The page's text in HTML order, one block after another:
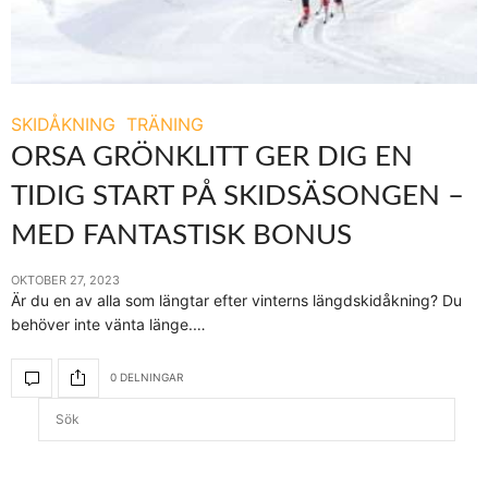
SKIDÅKNING TRÄNING
ORSA GRÖNKLITT GER DIG EN
TIDIG START PÅ SKIDSÄSONGEN –
MED FANTASTISK BONUS
OKTOBER 27, 2023
Är du en av alla som längtar efter vinterns längdskidåkning? Du
behöver inte vänta länge.…
0 DELNINGAR